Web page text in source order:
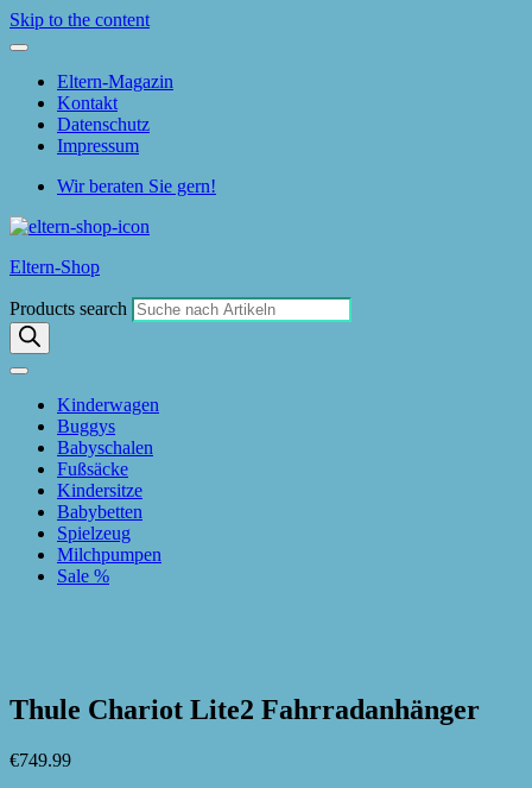
Skip to the content
Eltern-Magazin
Kontakt
Datenschutz
Impressum
Wir beraten Sie gern!
Eltern-Shop
Products search
Kinderwagen
Buggys
Babyschalen
Fußsäcke
Kindersitze
Babybetten
Spielzeug
Milchpumpen
Sale %
Thule Chariot Lite2 Fahrradanhänger
€749.99